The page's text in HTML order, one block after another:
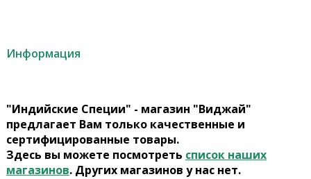
Информация
"Индийские Специи" - магазин "Виджай"
предлагает Вам только качественные и
сертифицированные товары.
Здесь вы можете посмотреть список наших
магазинов. Других магазинов у нас нет.